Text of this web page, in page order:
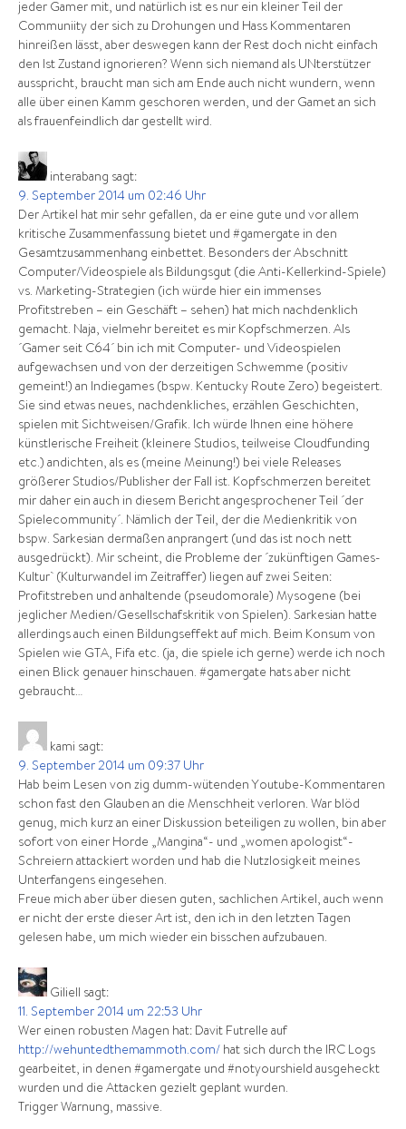
jeder Gamer mit, und natürlich ist es nur ein kleiner Teil der
Communiity der sich zu Drohungen und Hass Kommentaren
hinreißen lässt, aber deswegen kann der Rest doch nicht einfach
den Ist Zustand ignorieren? Wenn sich niemand als UNterstützer
ausspricht, braucht man sich am Ende auch nicht wundern, wenn
alle über einen Kamm geschoren werden, und der Gamet an sich
als frauenfeindlich dar gestellt wird.
interabang sagt:
9. September 2014 um 02:46 Uhr
Der Artikel hat mir sehr gefallen, da er eine gute und vor allem
kritische Zusammenfassung bietet und #gamergate in den
Gesamtzusammenhang einbettet. Besonders der Abschnitt
Computer/Videospiele als Bildungsgut (die Anti-Kellerkind-Spiele)
vs. Marketing-Strategien (ich würde hier ein immenses
Profitstreben – ein Geschäft – sehen) hat mich nachdenklich
gemacht. Naja, vielmehr bereitet es mir Kopfschmerzen. Als
´Gamer seit C64´ bin ich mit Computer- und Videospielen
aufgewachsen und von der derzeitigen Schwemme (positiv
gemeint!) an Indiegames (bspw. Kentucky Route Zero) begeistert.
Sie sind etwas neues, nachdenkliches, erzählen Geschichten,
spielen mit Sichtweisen/Grafik. Ich würde Ihnen eine höhere
künstlerische Freiheit (kleinere Studios, teilweise Cloudfunding
etc.) andichten, als es (meine Meinung!) bei viele Releases
größerer Studios/Publisher der Fall ist. Kopfschmerzen bereitet
mir daher ein auch in diesem Bericht angesprochener Teil ´der
Spielecommunity´. Nämlich der Teil, der die Medienkritik von
bspw. Sarkesian dermaßen anprangert (und das ist noch nett
ausgedrückt). Mir scheint, die Probleme der ´zukünftigen Games-
Kultur` (Kulturwandel im Zeitraffer) liegen auf zwei Seiten:
Profitstreben und anhaltende (pseudomorale) Mysogene (bei
jeglicher Medien/Gesellschafskritik von Spielen). Sarkesian hatte
allerdings auch einen Bildungseffekt auf mich. Beim Konsum von
Spielen wie GTA, Fifa etc. (ja, die spiele ich gerne) werde ich noch
einen Blick genauer hinschauen. #gamergate hats aber nicht
gebraucht…
kami sagt:
9. September 2014 um 09:37 Uhr
Hab beim Lesen von zig dumm-wütenden Youtube-Kommentaren
schon fast den Glauben an die Menschheit verloren. War blöd
genug, mich kurz an einer Diskussion beteiligen zu wollen, bin aber
sofort von einer Horde „Mangina“- und „women apologist“-
Schreiern attackiert worden und hab die Nutzlosigkeit meines
Unterfangens eingesehen.
Freue mich aber über diesen guten, sachlichen Artikel, auch wenn
er nicht der erste dieser Art ist, den ich in den letzten Tagen
gelesen habe, um mich wieder ein bisschen aufzubauen.
Giliell
sagt:
11. September 2014 um 22:53 Uhr
Wer einen robusten Magen hat: Davit Futrelle auf
http://wehuntedthemammoth.com/ hat sich durch the IRC Logs
gearbeitet, in denen #gamergate und #notyourshield ausgeheckt
wurden und die Attacken gezielt geplant wurden.
Trigger Warnung, massive.